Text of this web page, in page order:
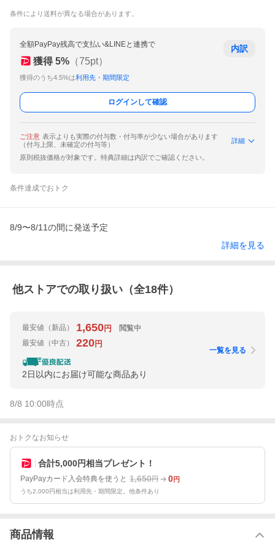
条件により送料が異なる場合があります。
全額PayPay残高で支払い&LINEと連携で
獲得 5% （75pt）
獲得のうち4.5%は利用先・期間限定
内訳
ログインして確認
ご注意 表示よりも実際の付与数・付与率が少ない場合があります
（付与上限、未確定の付与等）
詳細
原則税抜価格が対象です。特典詳細は内訳でご確認ください。
条件達成でおトク
8/9〜8/11の間に発送予定
詳細を見る
他ストアでの取り扱い（全18件）
最安値 （新品） 1,650円
閲覧中
最安値 （中古） 220円
2日以内にお届け可能な商品あり
一覧を見る
8/8 10:00時点
おトクなお知らせ
合計5,000円相当プレゼント！
PayPayカード入会特典を使うと 1,650円 0円
うち2,000円相当は利用先・期間限定。他条件あり
商品情報